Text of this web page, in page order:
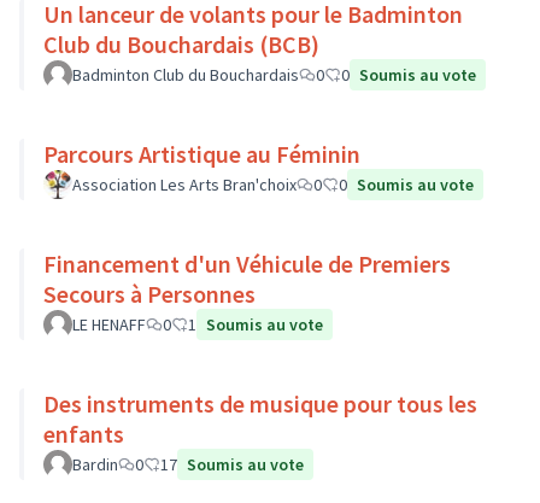
Un lanceur de volants pour le Badminton
Club du Bouchardais (BCB)
Badminton Club du Bouchardais 0 0 Soumis au vote
Parcours Artistique au Féminin
Association Les Arts Bran'choix 0 0 Soumis au vote
Financement d'un Véhicule de Premiers
Secours à Personnes
LE HENAFF 0 1 Soumis au vote
Des instruments de musique pour tous les
enfants
Bardin 0 17 Soumis au vote